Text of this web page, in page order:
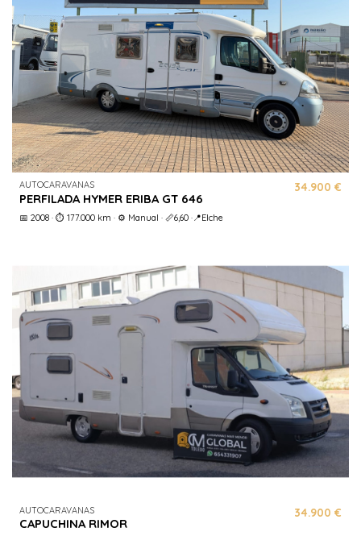
AUTOCARAVANAS
PERFILADA HYMER ERIBA GT 646
34.900 €
📅 2008 · ⏱️ 177.000 km · ⚙️ Manual · 📏6,60 ·📍Elche
AUTOCARAVANAS
CAPUCHINA RIMOR
34.900 €